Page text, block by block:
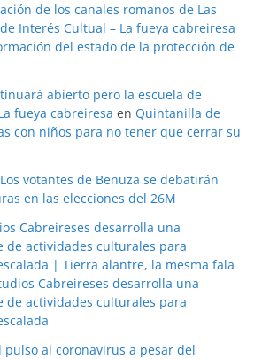
de los canales romanos de Las
Interés Cultual – La fueya cabreiresa
del estado de la protección de
abierto pero la escuela de
fueya cabreiresa en Quintanilla de
con niños para no tener que cerrar su
Los votantes de Benuza se debatirán
en las elecciones del 26M
Cabreireses desarrolla una
de actividades culturales para
| Tierra alantre, la mesma fala
Cabreireses desarrolla una
de actividades culturales para
al coronavirus a pesar del